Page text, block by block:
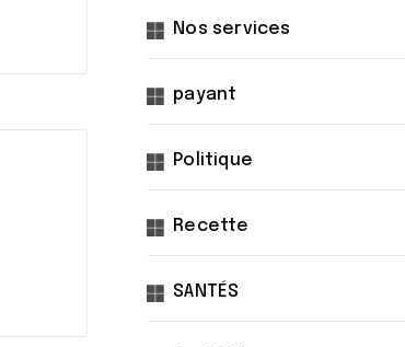
Nos services
payant
Politique
Recette
SANTÉS